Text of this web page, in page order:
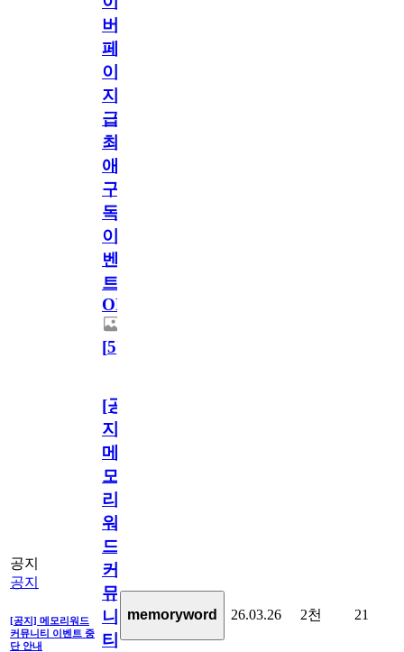
버
페
이
지
급!
최
애
구
독
이
벤
트
OPEN!
[5]
공지
공지
[공지] 메모리워드
커뮤니티 이벤트 중
단 안내
[공
지]
메
모
리
워
드
커
뮤
니
티
memoryword 26.03.26 2천 21